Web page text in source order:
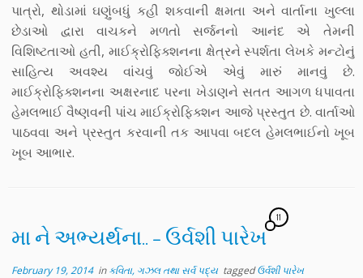
પાત્રો, થોડામાં ઘણુંબધું કહી શકવાની ક્ષમતા અને વાર્તાના ખુલ્લા
છેડાઓ દ્વારા વાચકને મળતો સર્જનનો આનંદ એ તેમની
વિશિષ્ટતાઓ હતી, માઈક્રોફિક્શનના ક્ષેત્રને સ્પર્શતા લેખકે મન્ટોનું
સાહિત્ય અવશ્ય વાંચવું જોઈએ એવું મારું માનવું છે.
માઈક્રોફિક્શનના અક્ષરનાદ પરના ખેડાણને સતત આગળ ધપાવતા
હેમલભાઈ વૈષ્ણવની પાંચ માઈક્રોફિક્શન આજે પ્રસ્તુત છે. વાર્તાઓ
પાઠવવા અને પ્રસ્તુત કરવાની તક આપવા બદલ હેમલભાઈનો ખૂબ
ખૂબ આભાર.
મા ને અભ્યર્થના.. – ઉર્વશી પારેખ
11
February 19, 2014inકવિતા, ગઝલ તથા સર્વ પદ્ય taggedઉર્વશી પારેખ